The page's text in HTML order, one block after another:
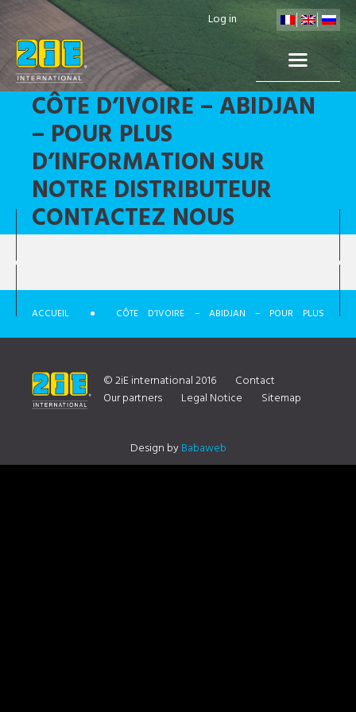
Log in
CÔTE D’IVOIRE – ABIDJAN
– POUR PLUS
D’INFORMATION SUR
NOTRE DISTRIBUTEUR
CONTACTEZ NOUS
ACCUEIL CÔTE D’IVOIRE – ABIDJAN – POUR PLUS
© 2iE international 2016
Contact
Our partners
Legal Notice Sitemap
Design byBabaweb